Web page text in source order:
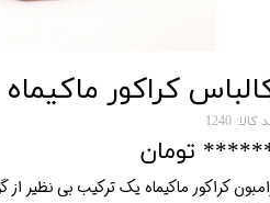
کراکور
کالا: 1240
تومان
کراکور ماکیماه یک ترکیب بی نظیر